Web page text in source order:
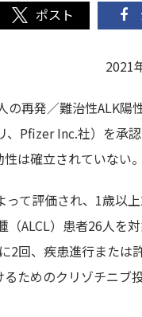
2021
の再発／難治性ALK陽
、 Pfizer Inc.社）を承
は確立されていない。
って評価され、 1歳以上
ALCL） 患者26人を
2回、疾患進行または
ためのクリゾチニブ